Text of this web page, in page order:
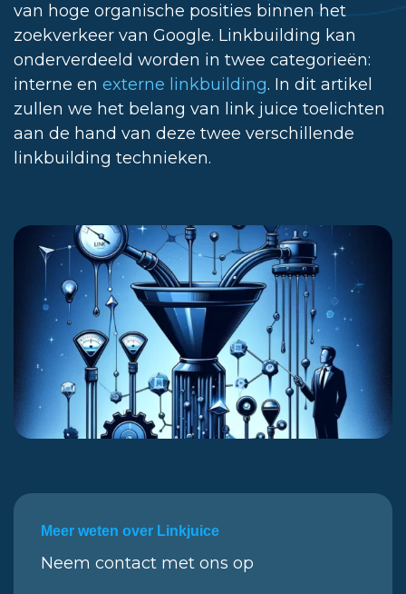
van hoge organische posities binnen het
zoekverkeer van Google. Linkbuilding kan
onderverdeeld worden in twee categorieën:
interne en externe linkbuilding. In dit artikel
zullen we het belang van link juice toelichten
aan de hand van deze twee verschillende
linkbuilding technieken.
Meer weten over Linkjuice
Neem contact met ons op